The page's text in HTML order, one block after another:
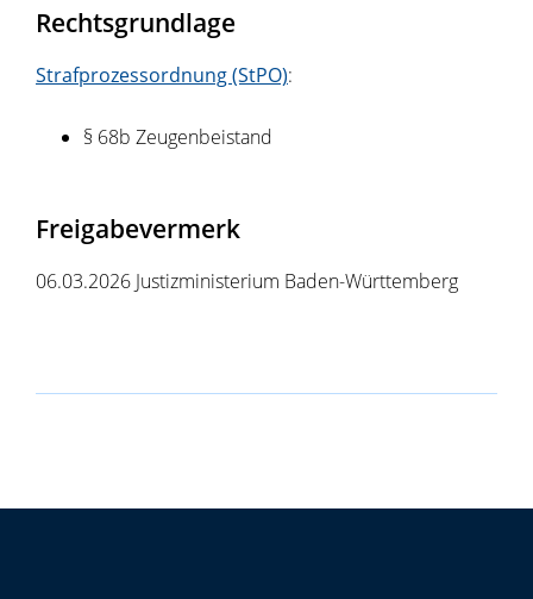
Rechtsgrundlage
Strafprozessordnung (StPO):
§ 68b Zeugenbeistand
Freigabevermerk
06.03.2026 Justizministerium Baden-Württemberg